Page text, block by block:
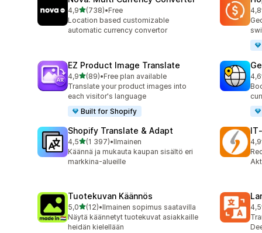
4,9/ 5 tähteä
(738)
738 arvostelua yhteensä
•Free
Location based customizable
automatic currency convertor
4,8
88
EZ Product Image Translate
4,9/ 5 tähteä
(89)
89 arvostelua yhteensä
•Free plan available
Translate your product images into
each visitor's language
Built for Shopify
4,6
Shopify Translate & Adapt
4,5/ 5 tähteä
(1 397)
1397 arvostelua yhteensä
•Ilmainen
Käännä ja mukauta kaupan sisältö eri
markkina-alueille
4,9
18
Tuotekuvan Käännös
5,0/ 5 tähteä
(12)
12 arvostelua yhteensä
•Ilmainen sopimus saatavilla
Näytä käännetyt tuotekuvat asiakkaille
heidän kielellään
4,5